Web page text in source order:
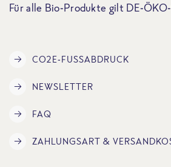
Für alle Bio-Produkte gilt DE-
CO2E-FUSSABDRUCK
NEWSLETTER
FAQ
ZAHLUNGSART &